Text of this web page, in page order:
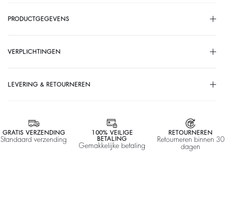
PRODUCTGEGEVENS
VERPLICHTINGEN
LEVERING & RETOURNEREN
GRATIS VERZENDING
Standaard verzending
100% VEILIGE
BETALING
Gemakkelijke betaling
RETOURNEREN
Retourneren binnen 30
dagen